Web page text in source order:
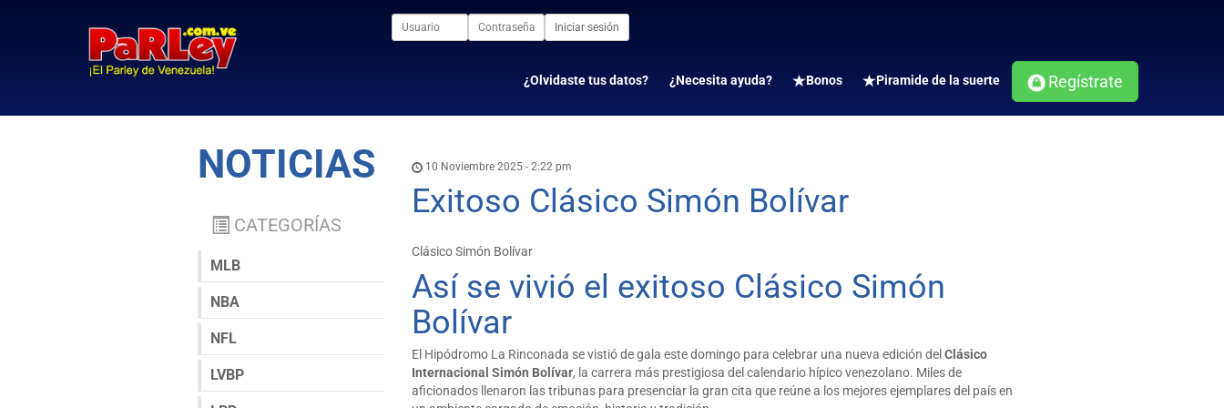
Iniciar sesión
¿Olvidaste tus datos? ¿Necesita ayuda? Bonos Piramide de la suerte Regístrate
NOTICIAS
CATEGORÍAS
MLB
NBA
NFL
LVBP
10 Noviembre 2025 - 2:22 pm
Exitoso Clásico Simón Bolívar
Clásico Simón Bolívar
Así se vivió el exitoso Clásico Simón
Bolívar
El Hipódromo La Rinconada se vistió de gala este domingo para celebrar una nueva edición del Clásico
Internacional Simón Bolívar, la carrera más prestigiosa del calendario hípico venezolano. Miles de
aficionados llenaron las tribunas para presenciar la gran cita que reúne a los mejores ejemplares del país en